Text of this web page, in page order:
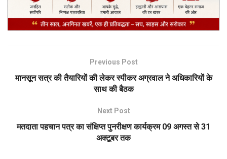
Previous Post
मानसून सत्र की तैयारियों की लेकर स्पीकर अग्रवाल ने अधिकारियों के
साथ की बैठक
Next Post
मतदाता पहचान पत्र का संक्षिप्त पुनरीक्षण कार्यक्रम 09 अगस्त से 31
अक्टूबर तक